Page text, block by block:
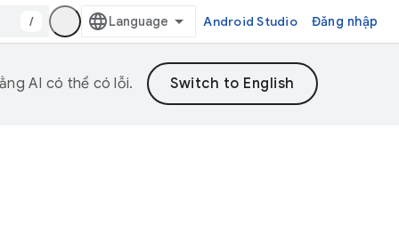
/ Android Studio Đăng nhập
AI có thể có lỗi.